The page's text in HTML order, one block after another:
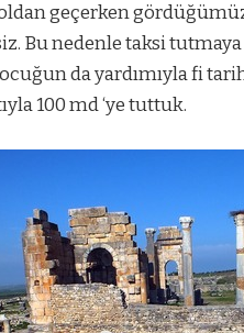
geçerken
Bu nedenle taksi
da yardımıyla fi
100 md ‘ye tuttuk.